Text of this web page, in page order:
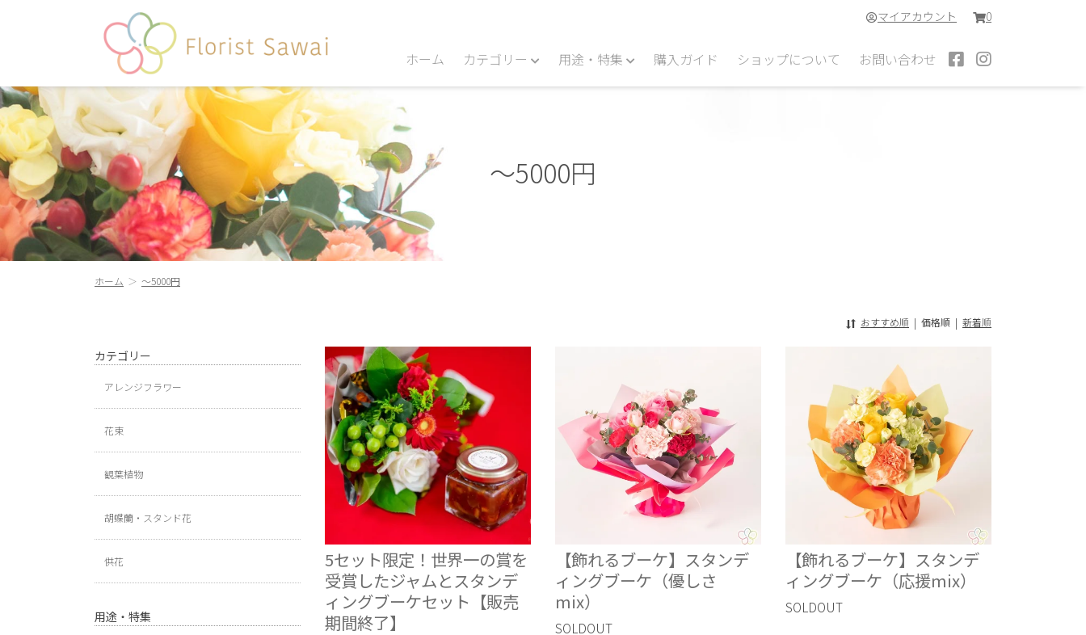
0
マイアカウント
ホーム カテゴリー 用途・特集 購入ガイド ショップについて お問い合わせ
～5000円
ホーム ～5000円
おすすめ順 | 価格順 | 新着順
5セット限定！世界一の賞を
受賞したジャムとスタンデ
ィングブーケセット【販売
期間終了】
【飾れるブーケ】スタンデ
ィングブーケ（優しさ
mix）
SOLDOUT
【飾れるブーケ】スタンデ
ィングブーケ（応援mix）
SOLDOUT
カテゴリー
アレンジフラワー
花束
観葉植物
胡蝶蘭・スタンド花
供花
用途・特集